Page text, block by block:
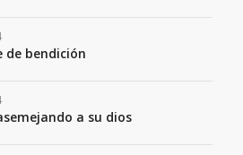
de bendición
a su dios